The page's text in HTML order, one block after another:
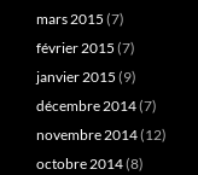
mars 2015 (7)
février 2015 (7)
janvier 2015 (9)
décembre 2014(7)
novembre 2014(12)
octobre 2014(8)